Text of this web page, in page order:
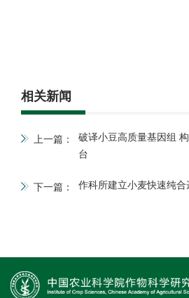
相关新闻
上一篇：
破译小豆高质量基因组
台
下一篇： 作科所建立小麦快速纯合